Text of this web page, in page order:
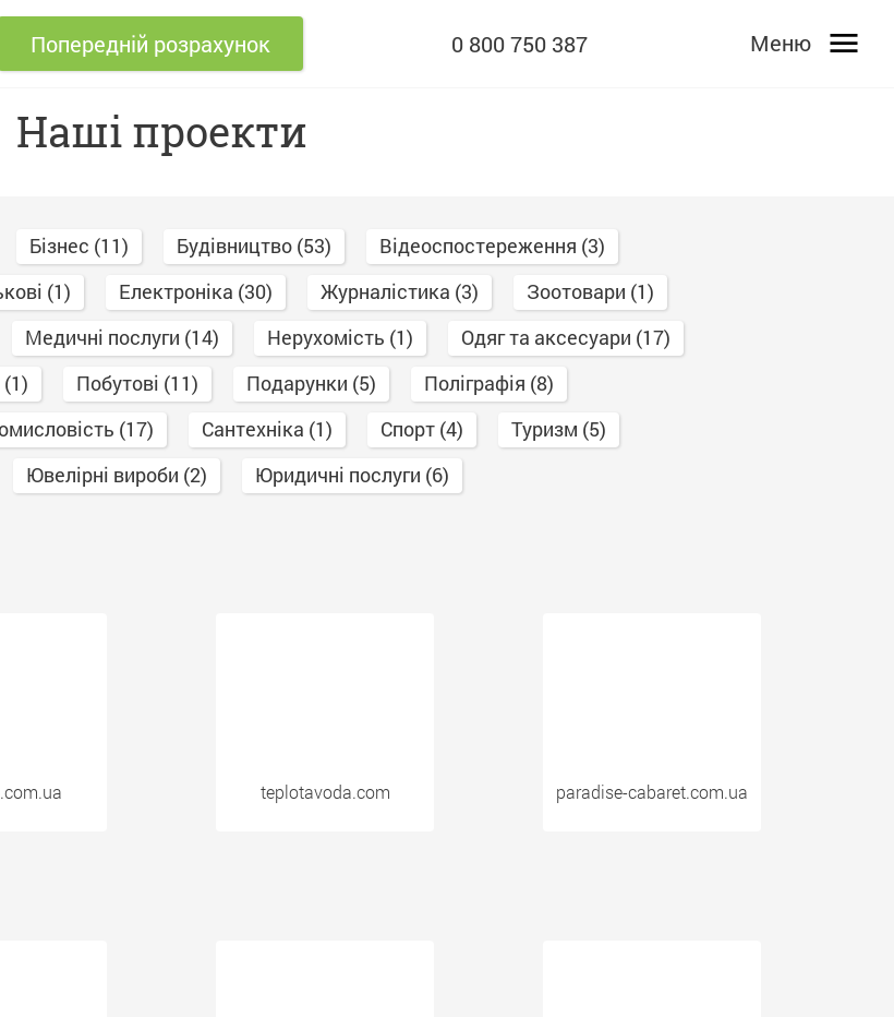
Попередній розрахунок 0 800 750 387
Наші проекти
Бізнес (11) Будівництво (53)
Відеоспостереження (3)
(1) Електроніка (30) Журналістика (3)
Зоотовари (1)
Медичні послуги (14) Нерухомість (1)
Одяг та аксесуари (17)
Побутові (11) Подарунки (5)
Поліграфія (8)
(17) Сантехніка (1) Спорт (4)
Туризм (5)
Ювелірні вироби (2) Юридичні послуги (6)
teplotavoda.com paradise-cabaret.com.ua